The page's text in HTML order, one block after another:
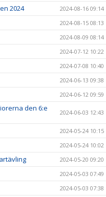
2024 2024-08-16 09:14
2024-08-15 08:13
2024-08-09 08:14
2024-07-12 10:22
2024-07-08 10:40
2024-06-13 09:38
2024-06-12 09:59
den 6:e
2024-06-03 12:43
2024-05-24 10:15
2024-05-24 10:02
2024-05-20 09:20
2024-05-03 07:49
2024-05-03 07:38